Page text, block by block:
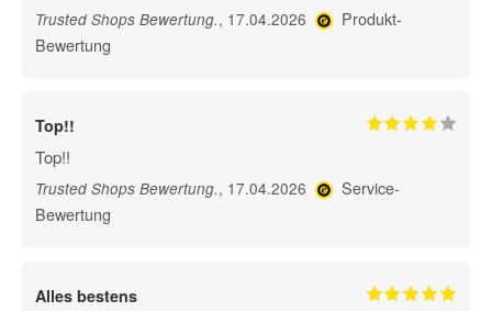
Trusted Shops Bewertung., 17.04.2026
Produkt-
Bewertung
Top!!
Top!!
Trusted Shops Bewertung., 17.04.2026
Service-
Bewertung
Alles bestens